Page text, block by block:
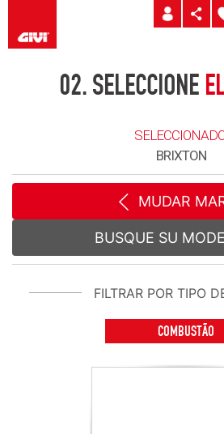
02.SELECCIONE
BRIXTON
MUDAR
BUSQUE SU
FILTRAR POR TIPO
COMBUSTÃO